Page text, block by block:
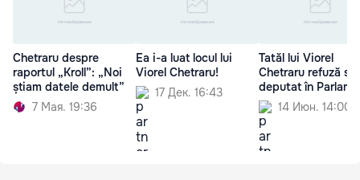
Chetraru despre
raportul „Kroll”: „Noi
știam datele demult”
7 Мая. 19:36
Ea i-a luat locul lui
Viorel Chetraru!
17 Дек. 16:43
Tatăl lui Viorel
Chetraru refuză să
deputat în
14 Июн. 14:00